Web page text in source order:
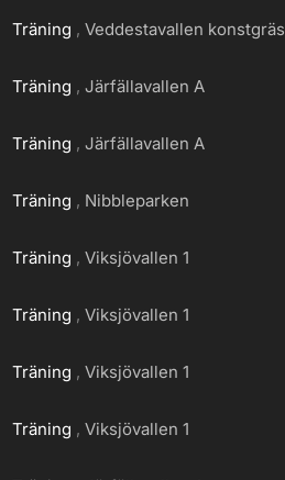
Träning Veddestavallen konstgräs
Träning Järfällavallen A
Träning Järfällavallen A
Träning Nibbleparken
Träning Viksjövallen 1
Träning Viksjövallen 1
Träning Viksjövallen 1
Träning Viksjövallen 1